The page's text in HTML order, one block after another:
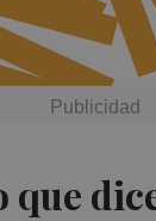
que